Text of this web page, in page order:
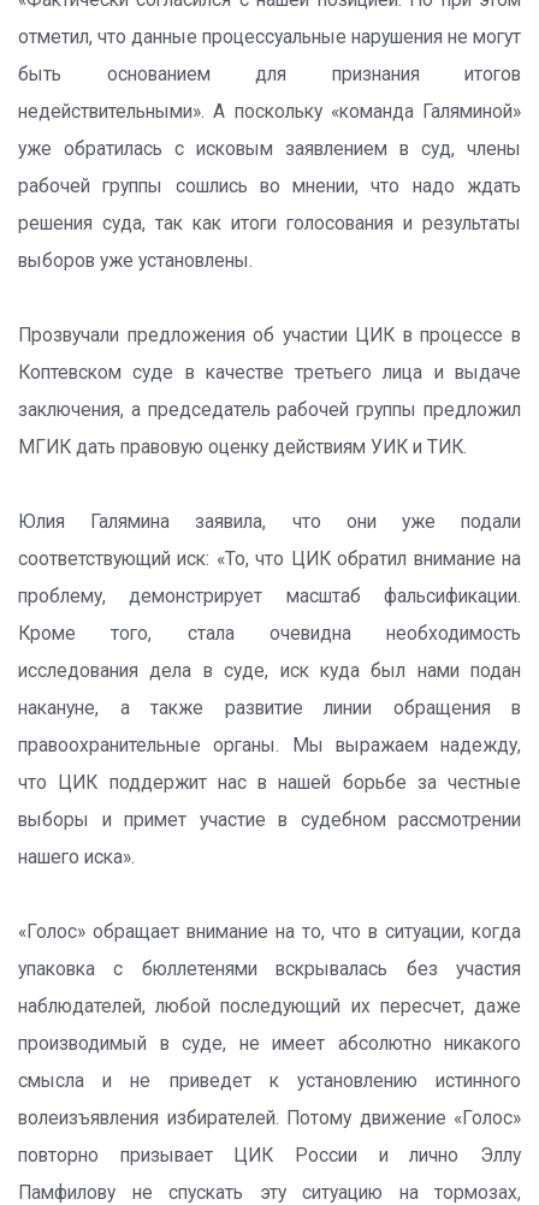
отметил, что данные процессуальные нарушения не могут
быть основанием для признания итогов
недействительными». А поскольку «команда Галяминой»
уже обратилась с исковым заявлением в суд, члены
рабочей группы сошлись во мнении, что надо ждать
решения суда, так как итоги голосования и результаты
выборов уже установлены.
Прозвучали предложения об участии ЦИК в процессе в
Коптевском суде в качестве третьего лица и выдаче
заключения, а председатель рабочей группы предложил
МГИК дать правовую оценку действиям УИК и ТИК.
Юлия Галямина заявила, что они уже подали
соответствующий иск: «То, что ЦИК обратил внимание на
проблему, демонстрирует масштаб фальсификации.
Кроме того, стала очевидна необходимость
исследования дела в суде, иск куда был нами подан
накануне, а также развитие линии обращения в
правоохранительные органы. Мы выражаем надежду,
что ЦИК поддержит нас в нашей борьбе за честные
выборы и примет участие в судебном рассмотрении
нашего иска».
«Голос» обращает внимание на то, что в ситуации, когда
упаковка с бюллетенями вскрывалась без участия
наблюдателей, любой последующий их пересчет, даже
производимый в суде, не имеет абсолютно никакого
смысла и не приведет к установлению истинного
волеизъявления избирателей. Потому движение «Голос»
повторно призывает ЦИК России и лично Эллу
Памфилову не спускать эту ситуацию на тормозах,